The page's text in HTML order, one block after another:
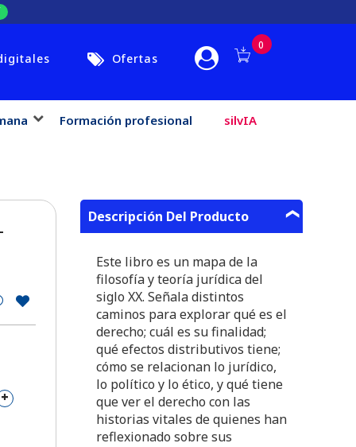
Ofertas
0
Formación profesional silvIA
+
Descripción Del Producto
Este libro es un mapa de la
filosofía y teoría jurídica del
siglo XX. Señala distintos
caminos para explorar qué es el
derecho; cuál es su finalidad;
qué efectos distributivos tiene;
cómo se relacionan lo jurídico,
lo político y lo ético, y qué tiene
que ver el derecho con las
historias vitales de quienes han
reflexionado sobre sus